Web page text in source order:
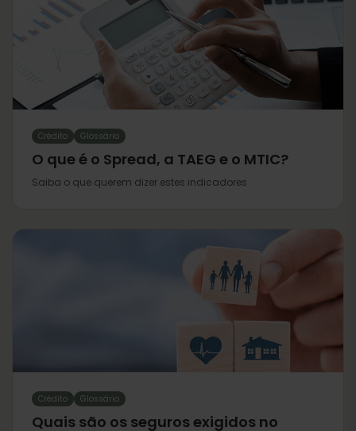
Crédito Glossário
O que é o Spread, a TAEG e o MTIC?
Saiba o que querem dizer estes indicadores
Crédito Glossário
Quais são os seguros exigidos no